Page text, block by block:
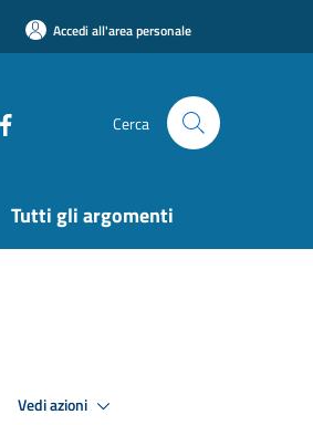
Accedi all'area personale
Cerca
Tutti gli argomenti
Vedi azioni